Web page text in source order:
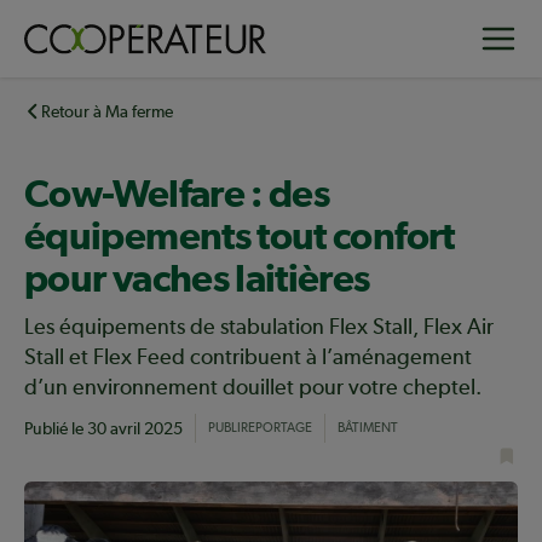
principalRetour à Ma ferme
Cow-Welfare : des
équipements tout confort
pour vaches laitières
Les équipements de stabulation Flex Stall, Flex Air
Stall et Flex Feed contribuent à l’aménagement
d’un environnement douillet pour votre cheptel.
Publié le 30 avril 2025 PUBLIREPORTAGE BÂTIMENT